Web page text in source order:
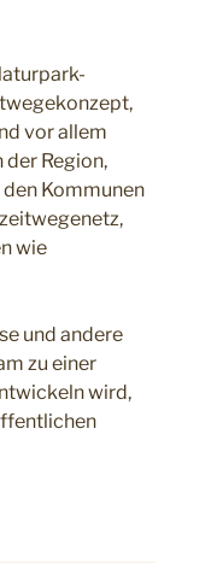
vor allem
Region,
Kommunen
wie
und andere
zu einer
wird,